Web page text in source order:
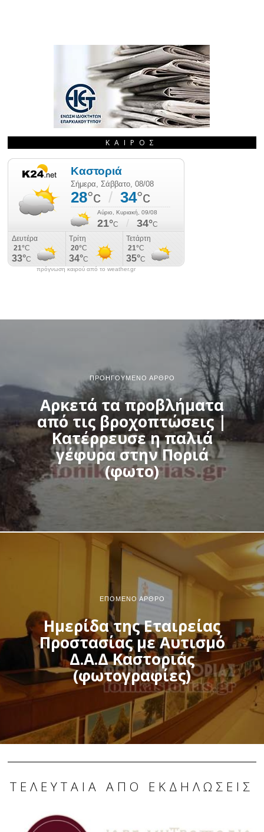
ΚΑΙΡΌΣ
πρόγνωση καιρού από το weather.gr
ΠΡΟΗΓΟΎΜΕΝΟ ΆΡΘΡΟ
Αρκετά τα προβλήματα
από τις βροχοπτώσεις |
Κατέρρευσε η παλιά
γέφυρα στην Ποριά
(φωτο)
ΕΠΌΜΕΝΟ ΆΡΘΡΟ
Ημερίδα της Εταιρείας
Προστασίας με Αυτισμό
Δ.Α.Δ Καστοριάς
(φωτογραφίες)
ΤΕΛΕΥΤΑΊΑ ΑΠΌ ΕΚΔΗΛΏΣΕΙΣ